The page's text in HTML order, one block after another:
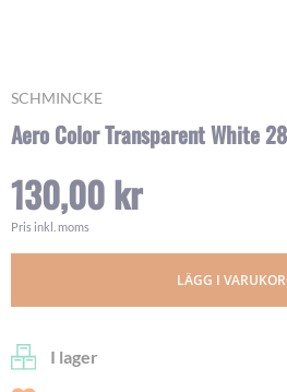
SCHMINCKE
Aero Color Transparent White
130,00 kr
Pris inkl. moms
LÄGG I
I lager
Skip
the
of
the
images